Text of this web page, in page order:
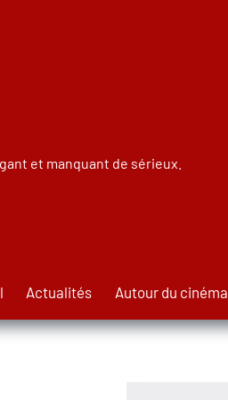
et manquant de sérieux.
Actualités Autour du cinéma